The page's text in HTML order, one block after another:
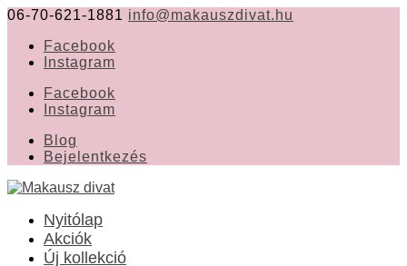
06-70-621-1881 info@makauszdivat.hu
Facebook
Instagram
Facebook
Instagram
Blog
Bejelentkezés
Nyitólap
Akciók
Új kollekció